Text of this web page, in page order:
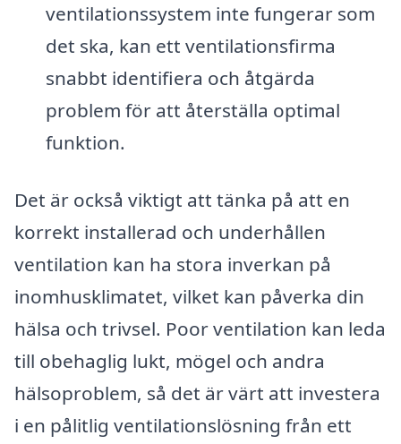
ventilationssystem inte fungerar som
det ska, kan ett ventilationsfirma
snabbt identifiera och åtgärda
problem för att återställa optimal
funktion.
Det är också viktigt att tänka på att en
korrekt installerad och underhållen
ventilation kan ha stora inverkan på
inomhusklimatet, vilket kan påverka din
hälsa och trivsel. Poor ventilation kan leda
till obehaglig lukt, mögel och andra
hälsoproblem, så det är värt att investera
i en pålitlig ventilationslösning från ett